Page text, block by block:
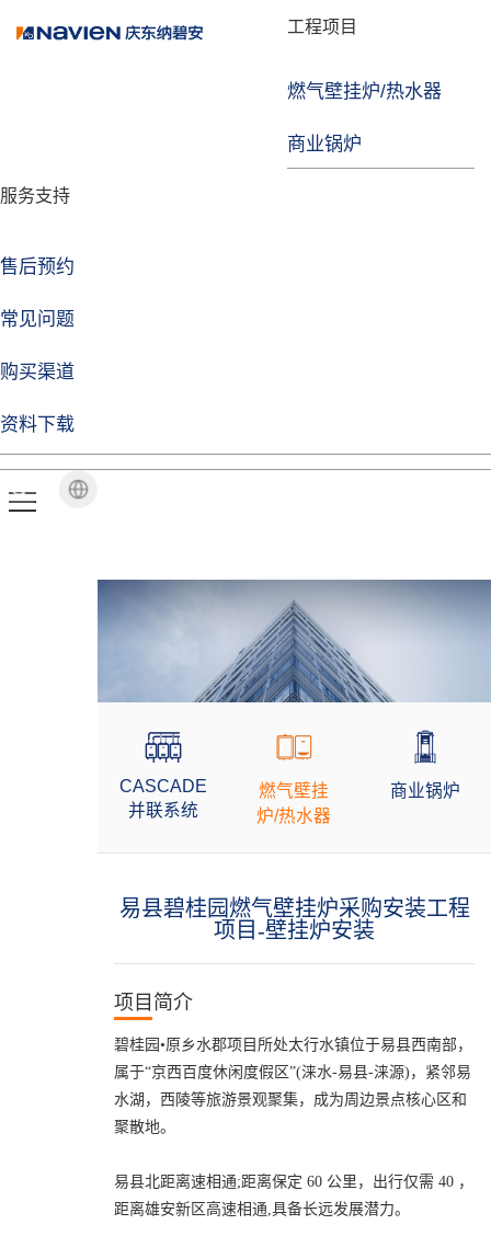
工程项目
燃气壁挂炉/热水器
商业锅炉
服务支持
售后预约
常见问题
购买渠道
资料下载
品牌故事
技术实力
企业动态
焦点注册Life
品牌视角
CASCADE
并联系统
燃气壁挂
炉/热水器
商业锅炉
易县碧桂园燃气壁挂炉采购安装工程
项目-壁挂炉安装
项目简介
碧桂园•原乡水郡项目所处太行水镇位于易县西南部，
属于“京西百度休闲度假区”(涞水-易县-涞源)，紧邻易
水湖，西陵等旅游景观聚集，成为周边景点核心区和
聚散地。
易县北距离速相通;距离保定 60 公里，出行仅需 40 ，
距离雄安新区高速相通,具备长远发展潜力。